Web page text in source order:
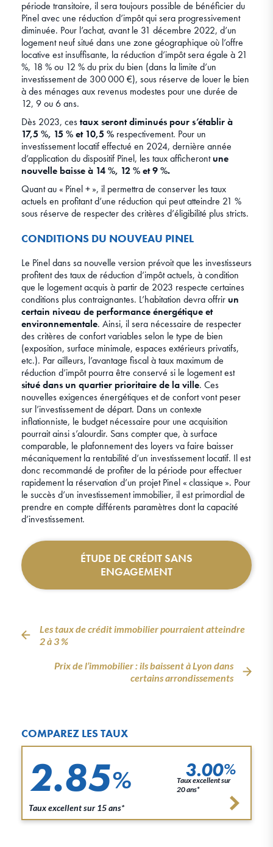
période transitoire, il sera toujours possible de bénéficier du
Pinel avec une réduction d’impôt qui sera progressivement
diminuée. Pour l’achat, avant le 31 décembre 2022, d’un
logement neuf situé dans une zone géographique où l’offre
locative est insuffisante, la réduction d’impôt sera égale à 21
%, 18 % ou 12 % du prix du bien (dans la limite d’un
investissement de 300 000 €), sous réserve de louer le bien
à des ménages aux revenus modestes pour une durée de
12, 9 ou 6 ans.
Dès 2023, cestaux seront diminués pour s’établir à
17,5 %, 15 % et 10,5 % respectivement. Pour un
investissement locatif effectué en 2024, dernière année
d’application du dispositif Pinel, les taux afficherontune
nouvelle baisse à 14 %, 12 % et 9 %.
Quant au « Pinel + », il permettra de conserver les taux
actuels en profitant d’une réduction qui peut atteindre 21 %
sous réserve de respecter des critères d’éligibilité plus stricts.
CONDITIONS DU NOUVEAU PINEL
Le Pinel dans sa nouvelle version prévoit que les investisseurs
profitent des taux de réduction d’impôt actuels, à condition
que le logement acquis à partir de 2023 respecte certaines
conditions plus contraignantes. L’habitation devra offrir un
certain niveau de performance énergétique et
environnementale. Ainsi, il sera nécessaire de respecter
des critères de confort variables selon le type de bien
(exposition, surface minimale, espaces extérieurs privatifs,
etc.). Par ailleurs, l’avantage fiscal à taux maximum de
réduction d’impôt pourra être conservé si le logement est
situé dans un quartier prioritaire de la ville. Ces
nouvelles exigences énergétiques et de confort vont peser
sur l’investissement de départ. Dans un contexte
inflationniste, le budget nécessaire pour une acquisition
pourrait ainsi s’alourdir. Sans compter que, à surface
comparable, le plafonnement des loyers va faire baisser
mécaniquement la rentabilité d’un investissement locatif. Il est
donc recommandé de profiter de la période pour effectuer
rapidement la réservation d’un projet Pinel « classique ». Pour
le succès d’un investissement immobilier, il est primordial de
prendre en compte différents paramètres dont la capacité
d’investissement.
ÉTUDE DE CRÉDIT SANS
ENGAGEMENT
Les taux de crédit immobilier pourraient atteindre
2 à 3 %
Prix de l’immobilier : ils baissent à Lyon dans
certains arrondissements
COMPAREZ LES TAUX
2.85%
Taux excellent sur 15 ans*
3.00%
Taux excellent sur
20 ans*